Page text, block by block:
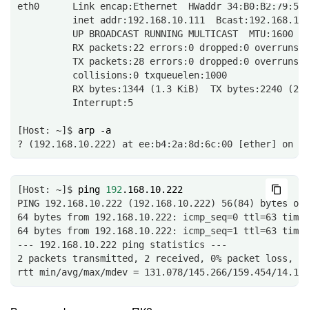
eth0      Link encap:Ethernet  HWaddr
inet addr:192.168.10.111
UP BROADCAST RUNNING MULTICAST  MTU:1600
RX packets:22 errors:0 dropped:0
TX packets:28 errors:0 dropped:0
          collisions:0 txqueuelen:1000
RX bytes:1344 (1.3 KiB)  TX bytes:2240
          Interrupt:5
[Host: ~]$ arp
? (192.168.10.222) at ee:b4:2a:8d:6c:00 [ether] on
[Host: ~]$ ping 192
PING 192.168.10.222 (192.168.10.222) 56(84) bytes
64 bytes from 192.168.10.222: icmp_seq=0 ttl=63
64 bytes from 192.168.10.222: icmp_seq=1 ttl=63
--- 192.168.10.222 ping statistics ---
2 packets transmitted, 2 received, 0% packet loss,
rtt min/avg/max/mdev = 131.078/145.266/159.454/